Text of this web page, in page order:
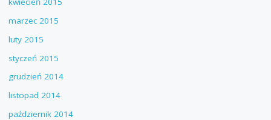
marzec 2015
luty 2015
styczeń 2015
grudzień 2014
listopad 2014
październik 2014